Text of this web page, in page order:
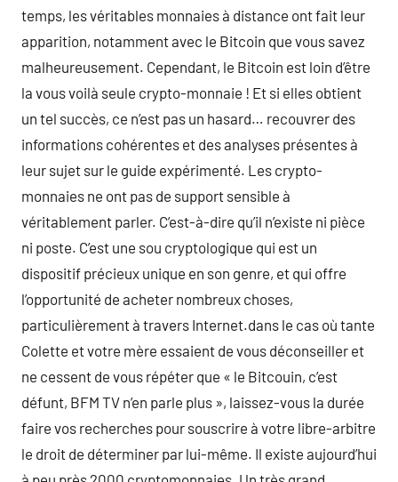
temps, les véritables monnaies à distance ont fait leur
apparition, notamment avec le Bitcoin que vous savez
malheureusement. Cependant, le Bitcoin est loin d’être
la vous voilà seule crypto-monnaie ! Et si elles obtient
un tel succès, ce n’est pas un hasard… recouvrer des
informations cohérentes et des analyses présentes à
leur sujet sur le guide expérimenté. Les crypto-
monnaies ne ont pas de support sensible à
véritablement parler. C’est-à-dire qu’il n’existe ni pièce
ni poste. C’est une sou cryptologique qui est un
dispositif précieux unique en son genre, et qui offre
l’opportunité de acheter nombreux choses,
particulièrement à travers Internet.dans le cas où tante
Colette et votre mère essaient de vous déconseiller et
ne cessent de vous répéter que « le Bitcouin, c’est
défunt, BFM TV n’en parle plus », laissez-vous la durée
faire vos recherches pour souscrire à votre libre-arbitre
le droit de déterminer par lui-même. Il existe aujourd’hui